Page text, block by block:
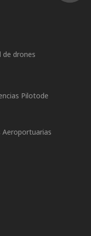
de drones
Pilotode
Aeroportuarias